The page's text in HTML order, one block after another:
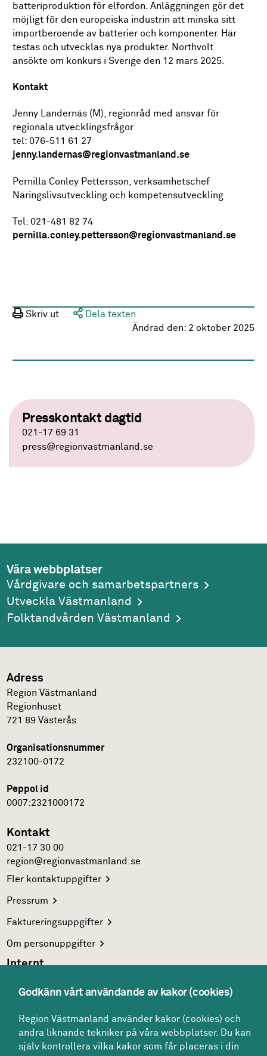
batteriproduktion för elfordon. Anläggningen gör det
möjligt för den europeiska industrin att minska sitt
importberoende av batterier och komponenter. Här
testas och utvecklas nya produkter. Northvolt
ansökte om konkurs i Sverige den 12 mars 2025.
Kontakt
Jenny Landernäs (M), regionråd med ansvar för
regionala utvecklingsfrågor
tel:076-511 61 27
jenny.landernas@regionvastmanland.se
PernillaConley Pettersson,verksamhetschef
Näringslivsutveckling och kompetensutveckling
Tel: 021-481 82 74
pernilla.conley.pettersson@regionvastmanland.se
Skriv ut
Dela texten
Ändrad den: 2 oktober 2025
Presskontakt dagtid
021-17 69 31
press@regionvastmanland.se
Våra webbplatser
Vårdgivare och samarbetspartners
Utveckla Västmanland
Folktandvården Västmanland
Adress
Region Västmanland
Regionhuset
721 89 Västerås
Organisationsnummer
232100-0172
Peppol id
0007:2321000172
Kontakt
021-17 30 00
region@regionvastmanland.se
Flerkontaktuppgifter
Pressrum
Faktureringsuppgifter
Om personuppgifter
Internt
Internasystem
Följ oss
Godkänn vårt användande av kakor (cookies)
Region Västmanland använder kakor (cookies) och
andra liknande tekniker på våra webbplatser. Du kan
själv kontrollera vilka kakor som får placeras i din